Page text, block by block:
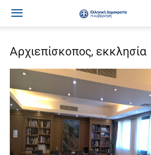
Αρχιεπίσκοπος, εκκλησία